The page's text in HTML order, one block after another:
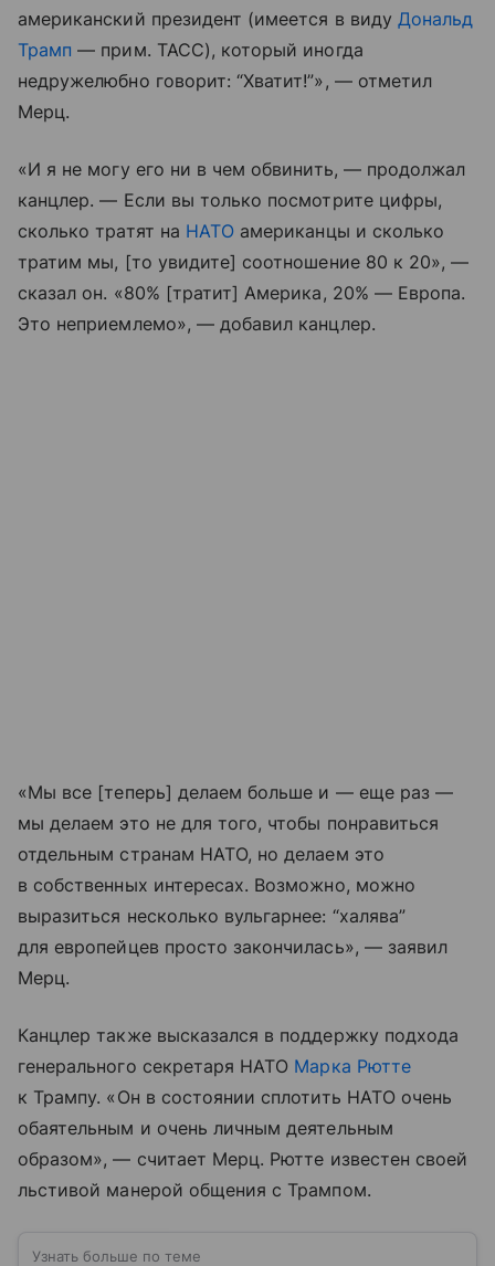
американский президент (имеется в виду Дональд
Трамп — прим. ТАСС), который иногда
недружелюбно говорит: “Хватит!”», — отметил
Мерц.
«И я не могу его ни в чем обвинить, — продолжал
канцлер. — Если вы только посмотрите цифры,
сколько тратят на НАТО американцы и сколько
тратим мы, [то увидите] соотношение 80 к 20», —
сказал он. «80% [тратит] Америка, 20% — Европа.
Это неприемлемо», — добавил канцлер.
«Мы все [теперь] делаем больше и — еще раз —
мы делаем это не для того, чтобы понравиться
отдельным странам НАТО, но делаем это
в собственных интересах. Возможно, можно
выразиться несколько вульгарнее: “халява”
для европейцев просто закончилась», — заявил
Мерц.
Канцлер также высказался в поддержку подхода
генерального секретаря НАТО Марка Рютте
к Трампу. «Он в состоянии сплотить НАТО очень
обаятельным и очень личным деятельным
образом», — считает Мерц. Рютте известен своей
льстивой манерой общения с Трампом.
Узнать больше по теме